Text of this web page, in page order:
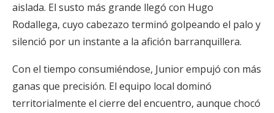
aislada. El susto más grande llegó con Hugo
Rodallega, cuyo cabezazo terminó golpeando el palo y
silenció por un instante a la afición barranquillera.
Con el tiempo consumiéndose, Junior empujó con más
ganas que precisión. El equipo local dominó
territorialmente el cierre del encuentro, aunque chocó